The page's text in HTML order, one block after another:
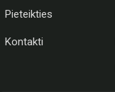
Pieteikties
Kontakti